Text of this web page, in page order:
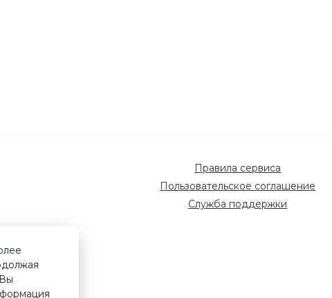
Правила сервиса
Пользовательское соглашение
Служба поддержки